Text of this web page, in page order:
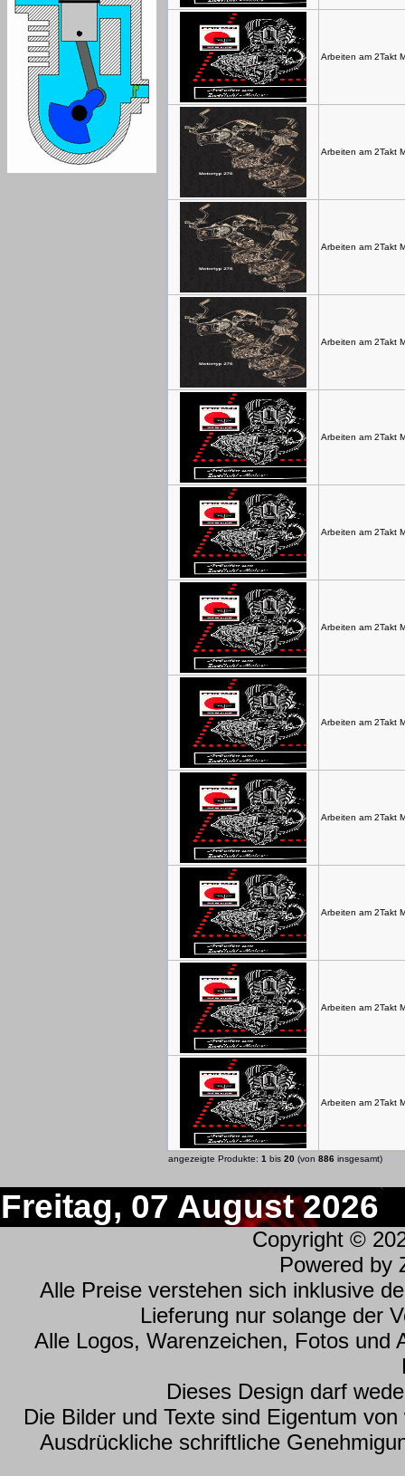
Arbeiten am 2Takt
Arbeiten am 2Takt
Arbeiten am 2Takt
Arbeiten am 2Takt
Arbeiten am 2Takt
Arbeiten am 2Takt
Arbeiten am 2Takt
Arbeiten am 2Takt
Arbeiten am 2Takt
Arbeiten am 2Takt
Arbeiten am 2Takt
Arbeiten am 2Takt
angezeigte Produkte: 1 bis 20 (von 886 insgesamt)
Freitag, 07 August 2026
Copyright ©
Powered by
Alle Preise verstehen sich inklusive
Lieferung nur solange der
Alle Logos, Warenzeichen, Fotos und
Dieses Design darf
Die Bilder und Texte sind Eigentum
Ausdrückliche schriftliche